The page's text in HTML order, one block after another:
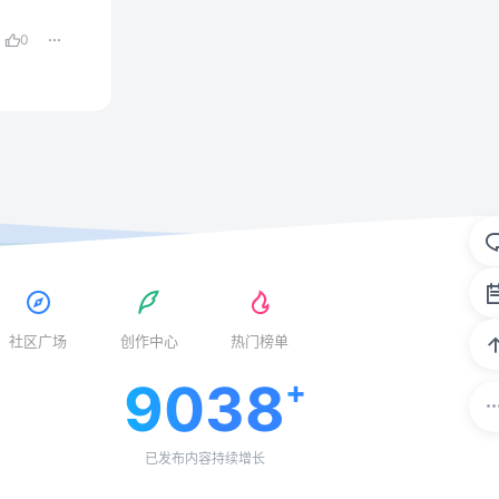
0
社区广场 创作中心 热门榜单
9038
已发布内容持续增长